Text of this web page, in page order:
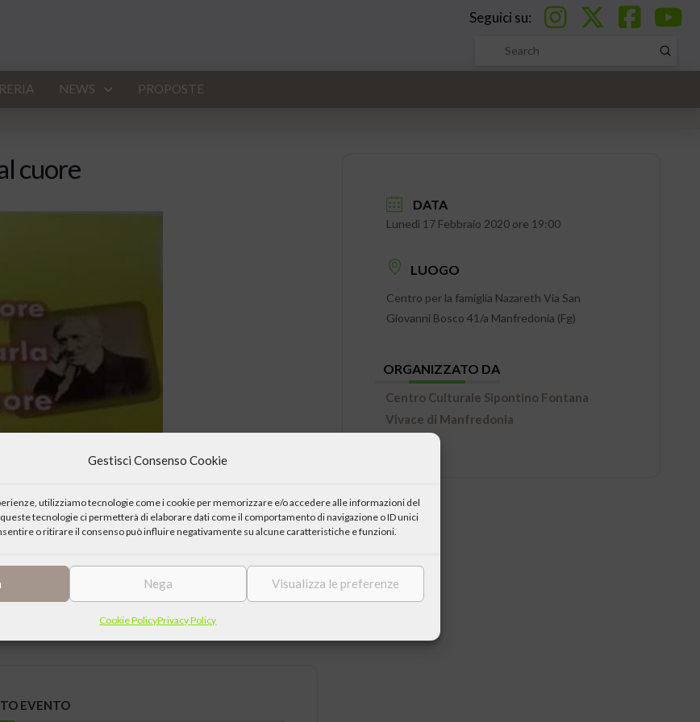
Gestisci Consenso Cookie
utilizziamo tecnologie come i cookie per memorizzare e/o accedere alle informazioni del
tecnologie ci permetterà di elaborare dati come il comportamento di navigazione o ID unici
o ritirare il consenso può influire negativamente su alcune caratteristiche e funzioni.
Nega Visualizza le preferenze
Cookie PolicyPrivacy Policy
Seguici su:
Search
Submit
NEWS PROPOSTE
cuore
ed esperto del pensiero di Newman
EVENTO
DATA
Lunedì 17 Febbraio 2020 ore 19:00
LUOGO
Centro per la famiglia Nazareth Via San
Giovanni Bosco 41/a Manfredonia (Fg)
ORGANIZZATO DA
Centro Culturale Sipontino Fontana
Vivace di Manfredonia